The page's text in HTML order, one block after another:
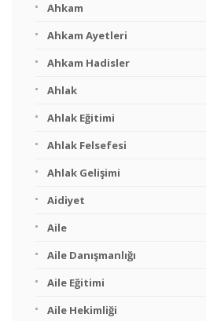
Ahkam
Ahkam Ayetleri
Ahkam Hadisler
Ahlak
Ahlak Eğitimi
Ahlak Felsefesi
Ahlak Gelişimi
Aidiyet
Aile
Aile Danışmanlığı
Aile Eğitimi
Aile Hekimliği